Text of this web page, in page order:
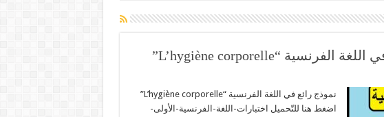
نموذج رائع في اللغة الفرنسية “L’hygiène corporelle”
اضغط هنا للتّحميل اختبارات-اللغة-الفرنسية-الأولى-